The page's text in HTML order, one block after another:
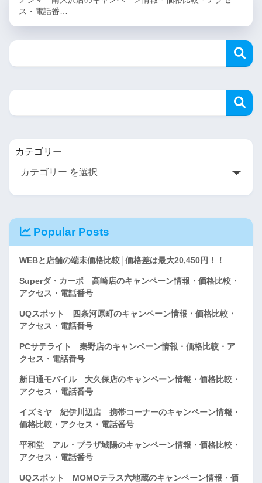
ス・電話番…
カテゴリー
Popular Posts
WEBと店舗の端末価格比較│価格差は最大20,450円！！
Superダ・カーポ 高崎店のキャンペーン情報・価格比較・
アクセス・電話番号
UQスポット 四条河原町のキャンペーン情報・価格比較・
アクセス・電話番号
PCサテライト 秦野店のキャンペーン情報・価格比較・ア
クセス・電話番号
新日通モバイル 大久保店のキャンペーン情報・価格比較・
アクセス・電話番号
イズミヤ 紀伊川辺店 携帯コーナーのキャンペーン情報・
価格比較・アクセス・電話番号
平和堂 アル・プラザ城陽のキャンペーン情報・価格比較・
アクセス・電話番号
UQスポット MOMOテラス六地蔵のキャンペーン情報・価